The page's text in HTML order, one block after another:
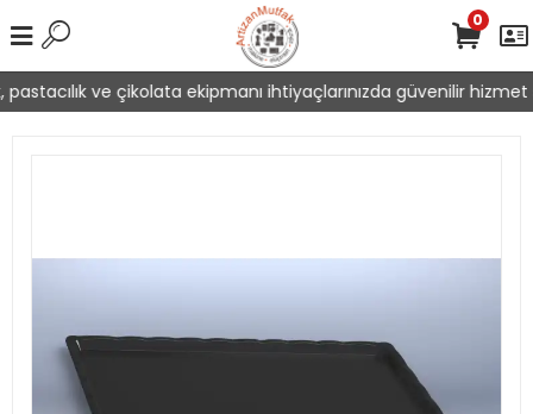
ve çikolata ekipmanı ihtiyaçlarınızda güvenilir hizmet
0